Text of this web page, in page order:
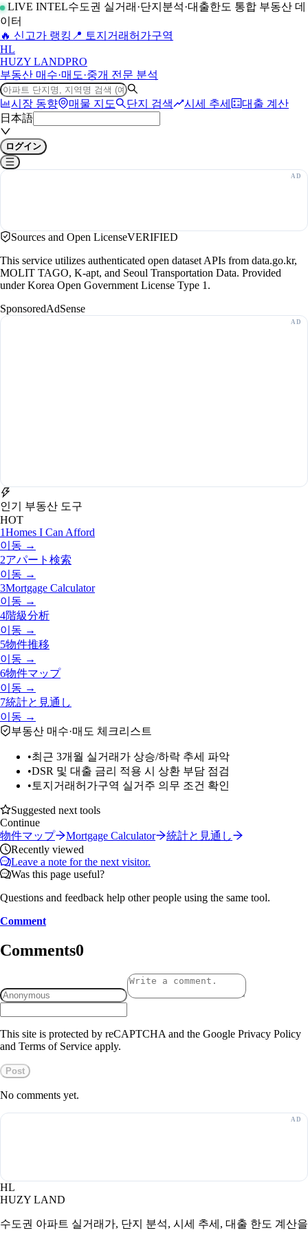
LIVE INTEL수도권 실거래·단지분석·대출한도 통합 부동산 데
이터
🔥 신고가 랭킹 📍 토지거래허가구역
HL
HUZY LANDPRO
부동산 매수·매도·중개 전문 분석
시장 동향 매물 지도 단지 검색 시세 추세
대출 계산
日本語
ログイン
Sources and Open LicenseVERIFIED
This service utilizes authenticated open dataset APIs from data.go.kr,
MOLIT TAGO, K-apt, and Seoul Transportation Data. Provided
under Korea Open Government License Type 1.
SponsoredAdSense
인기 부동산 도구
HOT
1Homes I Can Afford
이동 →
2アパート検索
이동 →
3Mortgage Calculator
이동 →
4階級分析
이동 →
5物件推移
이동 →
6物件マップ
이동 →
7統計と見通し
이동 →
부동산 매수·매도 체크리스트
•최근 3개월 실거래가 상승/하락 추세 파악
•DSR 및 대출 금리 적용 시 상환 부담 점검
• 토지거래허가구역 실거주 의무 조건 확인
Suggested next tools
Continue
物件マップ
Mortgage Calculator
統計と見通し
Recently viewed
Leave a note for the next visitor.
Was this page useful?
Questions and feedback help other people using the same tool.
Comment
Comments0
This site is protected by reCAPTCHA and the Google Privacy Policy
and Terms of Service apply.
Post
No comments yet.
HL
HUZY LAND
수도권 아파트 실거래가, 단지 분석, 시세 추세, 대출 한도 계산을